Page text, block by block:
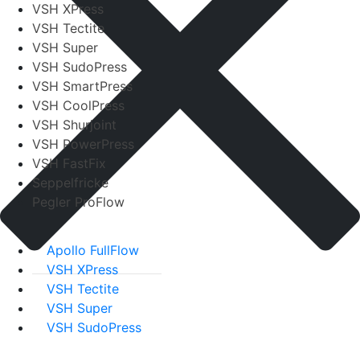
VSH XPress
VSH Tectite
VSH Super
VSH SudoPress
VSH SmartPress
VSH CoolPress
VSH Shurjoint
VSH PowerPress
VSH FastFix
Seppelfricke
Pegler ProFlow
Apollo FullFlow
VSH XPress
VSH Tectite
VSH Super
VSH SudoPress